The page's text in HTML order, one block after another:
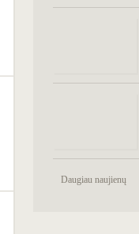
Daugiau naujienų